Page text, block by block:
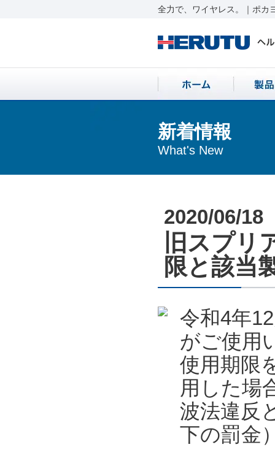
全力で、ワイヤレス。｜ポカ
新着情報
What's New
2020/06/18
旧スプリ
限と該当
令和4年
がご使用
使用期限
用した場
波法違反
下の罰金